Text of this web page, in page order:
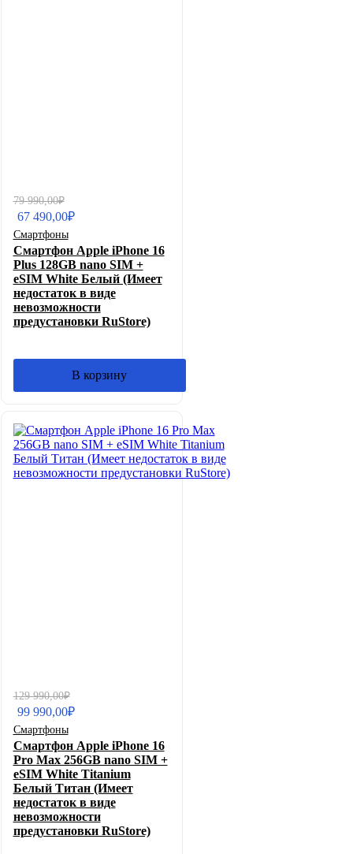
79 990,00₽
Первоначальная
цена
составляла
79
990,00₽.
67 490,00₽
Текущая
цена:
490,00₽.
Смартфоны
Смартфон Apple iPhone 16
Plus 128GB nano SIM +
eSIM White Белый (Имеет
недостаток в виде
невозможности
предустановки RuStore)
В корзину
129 990,00₽
Первоначальная
цена
составляла
129
990,00₽.
99 990,00₽
Текущая
цена:
990,00₽.
Смартфоны
Смартфон Apple iPhone 16
Pro Max 256GB nano SIM +
eSIM White Titanium
Белый Титан (Имеет
недостаток в виде
невозможности
предустановки RuStore)